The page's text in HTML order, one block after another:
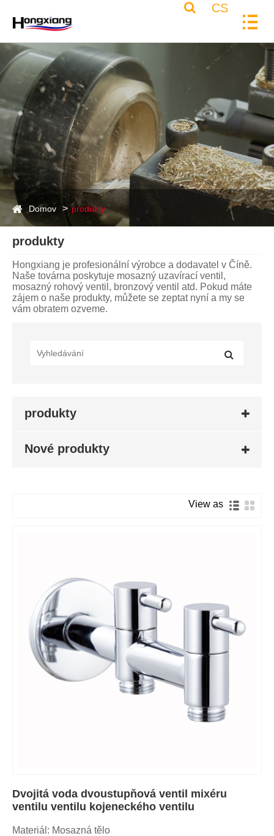
CS
Domov produkty
produkty
Hongxiang je profesionální výrobce a dodavatel v Číně.
Naše továrna poskytuje mosazný uzavírací ventil,
mosazný rohový ventil, bronzový ventil atd. Pokud máte
zájem o naše produkty, můžete se zeptat nyní a my se
vám obratem ozveme.
produkty
Nové produkty
View as
Dvojitá voda dvoustupňová ventil mixéru
ventilu ventilu kojeneckého ventilu
Materiál: Mosazná tělo